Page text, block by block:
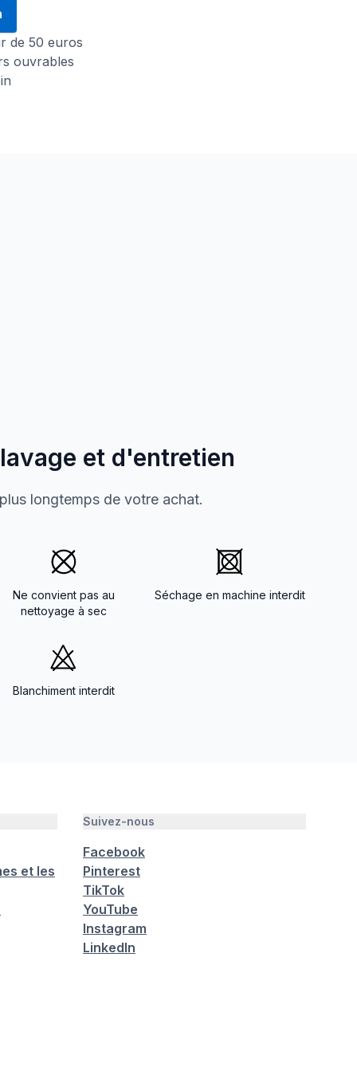
de 50 euros
ouvrables
et d'entretien
longtemps de votre achat.
Ne convient pas au
nettoyage à sec
Séchage en machine interdit
Blanchiment interdit
et les
Suivez-nous
Facebook
Pinterest
TikTok
YouTube
Instagram
LinkedIn